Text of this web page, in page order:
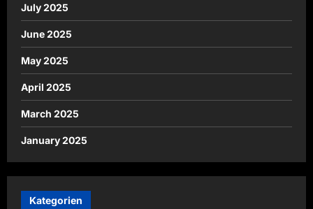
July 2025
June 2025
May 2025
April 2025
March 2025
January 2025
Kategorien